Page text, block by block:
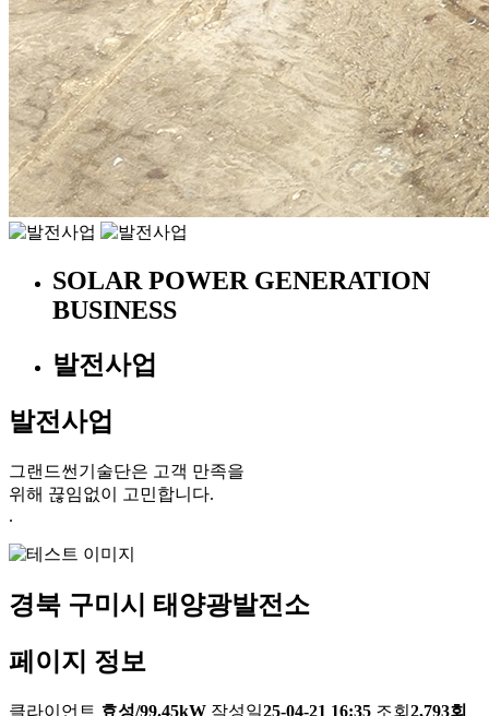
SOLAR POWER GENERATION
BUSINESS
발전사업
발전사업
그랜드썬기술단은 고객 만족을
위해 끊임없이 고민합니다.
.
경북 구미시 태양광발전소
페이지 정보
클라이언트 효성/99.45kW 작성일25-04-21 16:35 조회 2,793회